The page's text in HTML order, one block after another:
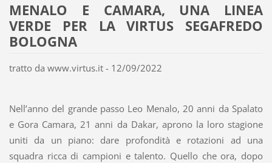
MENALO E CAMARA, UNA LINEA
VERDE PER LA VIRTUS SEGAFREDO
BOLOGNA
tratto da www.virtus.it - 12/09/2022
Nell’anno del grande passo Leo Menalo, 20 anni da Spalato
e Gora Camara, 21 anni da Dakar, aprono la loro stagione
uniti da un piano: dare profondità e rotazioni ad una
squadra ricca di campioni e talento. Quello che ora, dopo